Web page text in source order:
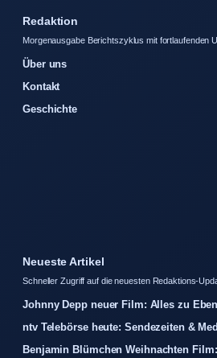
Redaktion
Morgenausgabe Berichtszyklus mit fortlaufenden
Über uns
Kontakt
Geschichte
Neueste Artikel
Schneller Zugriff auf die neuesten Redaktions-
Johnny Depp neuer Film: Alles zu
ntv Telebörse heute: Sendezeiten &
Benjamin Blümchen Weihnachten